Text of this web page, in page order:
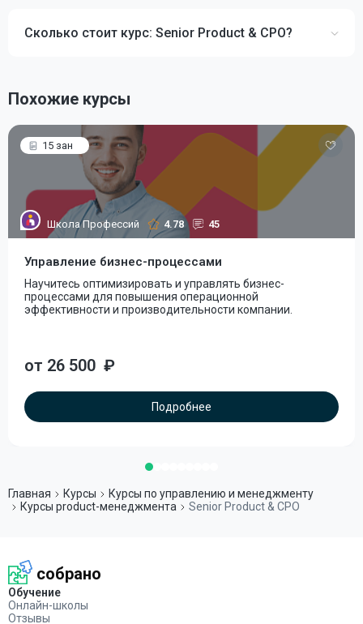
Сколько стоит курс: Senior Product & CPO?
Похожие курсы
15 зан
Школа Профессий 4.78 45
Управление бизнес-процессами
Научитесь оптимизировать и управлять бизнес-
процессами для повышения операционной
эффективности и производительности компании.
от 26 500 ₽
Подробнее
Главная Курсы
Курсы по управлению и менеджменту
Курсы product-менеджмента
Senior Product & CPO
собрано
Обучение
Онлайн-школы
Отзывы